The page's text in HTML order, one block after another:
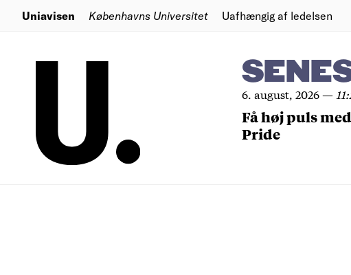
Uniavisen Københavns Universitet Uafhængig af ledelsen
6. august, 2026—
Få høj puls
Pride